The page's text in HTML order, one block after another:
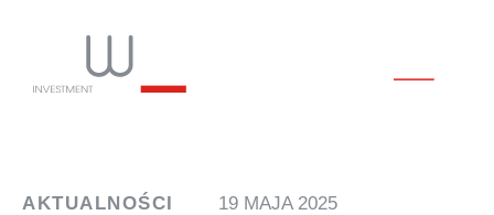
AKTUALNOŚCI 19 MAJA 2025